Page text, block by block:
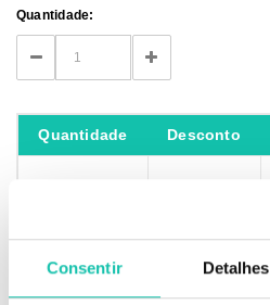
Consentir Detalhes
Current
Stock:
Quantidade:
DECREASE
QUANTITY:
INCREASE
QUANTITY:
Quantidade Desconto